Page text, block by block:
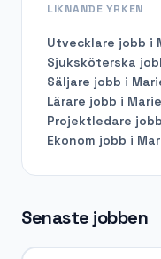
Senaste jobben
LIKNANDE YRKEN
Utvecklare jobb i
Sjuksköterska
Säljare jobb i
Lärare jobb i
Projektledare
Ekonom jobb i